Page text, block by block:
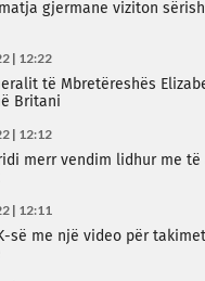
gjermane viziton
| 12:22
të Mbretëreshës
Britani
| 12:12
merr vendim lidhur me të
| 12:11
së me një video për